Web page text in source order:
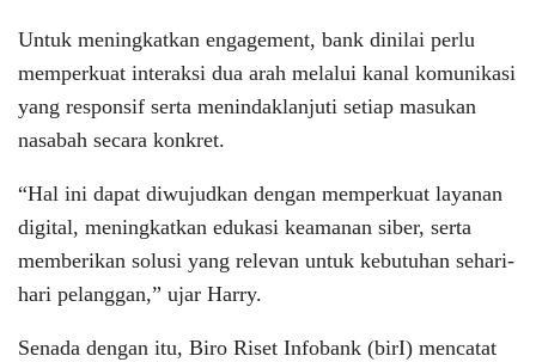
Untuk meningkatkan engagement, bank dinilai perlu
memperkuat interaksi dua arah melalui kanal komunikasi
yang responsif serta menindaklanjuti setiap masukan
nasabah secara konkret.
“Hal ini dapat diwujudkan dengan memperkuat layanan
digital, meningkatkan edukasi keamanan siber, serta
memberikan solusi yang relevan untuk kebutuhan sehari-
hari pelanggan,” ujar Harry.
Senada dengan itu, Biro Riset Infobank (birI) mencatat